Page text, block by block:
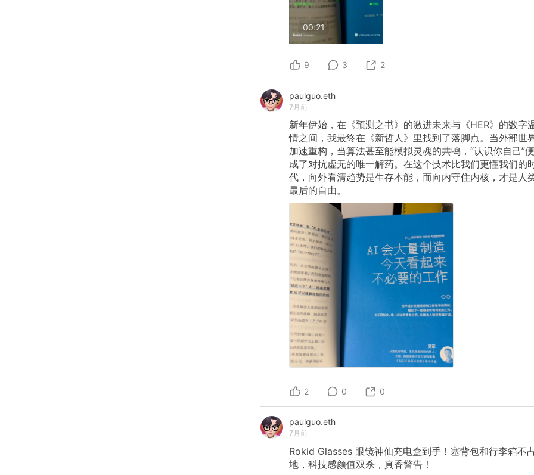
00:21
9 3 2
paulguo.eth
7月前
新年伊始，在《预测之书》的激进未来与《HER》的数字
情之间，我最终在《新哲人》里找到了落脚点。当外部世
加速重构，当算法甚至能模拟灵魂的共鸣，“认识你自己”便
成了对抗虚无的唯一解药。在这个技术比我们更懂我们的
代，向外看清趋势是生存本能，而向内守住内核，才是人
最后的自由。
2 0 0
paulguo.eth
7月前
Rokid Glasses 眼镜神仙充电盒到手！塞背包和行李箱不
地，科技感颜值双杀，真香警告！